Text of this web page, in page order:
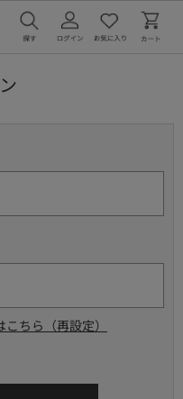
ちら（再設定）